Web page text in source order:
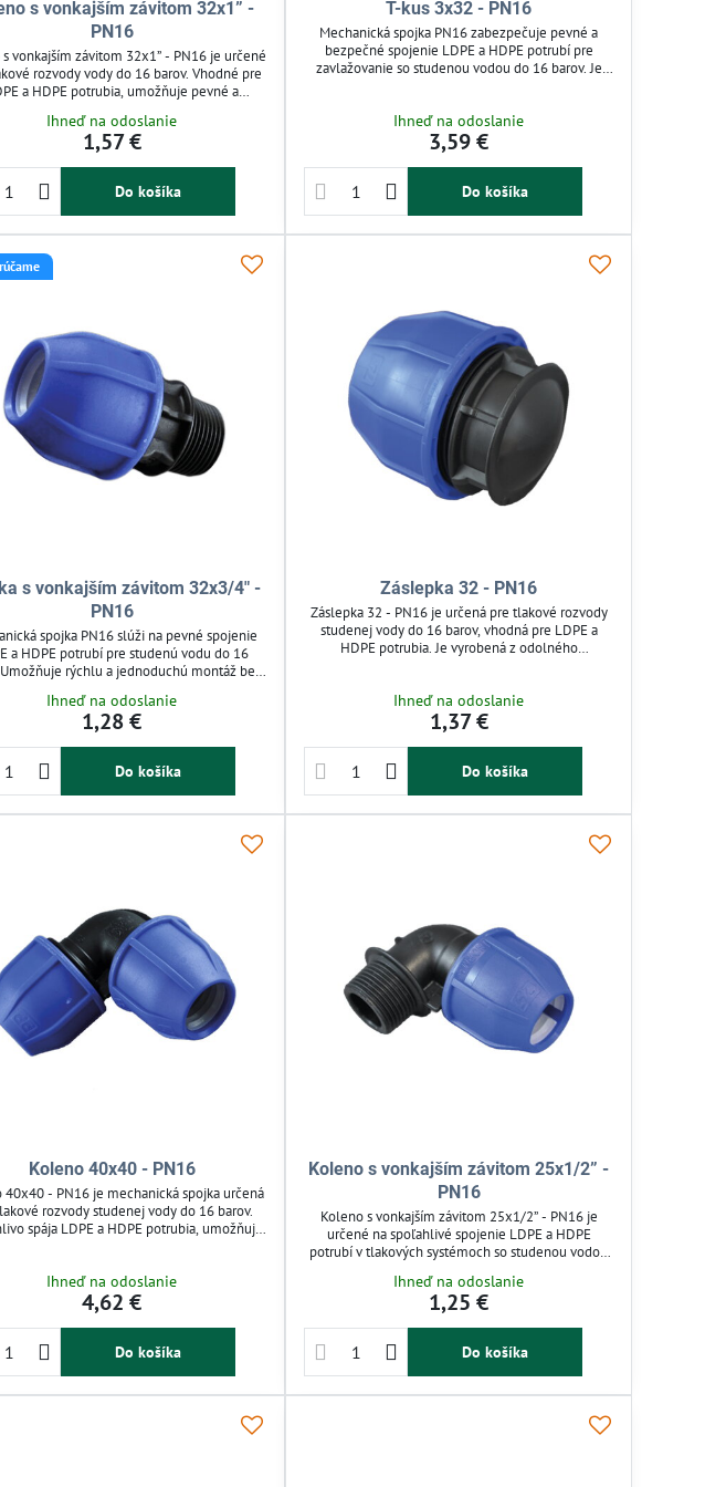
s vonkajším závitom 32x1” -
PN16
vonkajším závitom 32x1” - PN16 je určené
rozvody vody do 16 barov. Vhodné pre
a HDPE potrubia, umožňuje pevné a
je jednoduchá, spojka je rozoberateľná a
použiteľná. Ideálne pre záhrady a
Ihneď na odoslanie
1,57 €
Do košíka
T-kus 3x32 - PN16
Mechanická spojka PN16 zabezpečuje pevné a
bezpečné spojenie LDPE a HDPE potrubí pre
zavlažovanie so studenou vodou do 16 barov. Je
identifikujete. Vhodná pre tlakové rozvody v
záhradných a závlahových systémoch.
Ihneď na odoslanie
3,59 €
Do košíka
s vonkajším závitom 32x3/4" -
PN16
spojka PN16 slúži na pevné spojenie
a HDPE potrubí pre studenú vodu do 16
rýchlu a jednoduchú montáž bez
použiteľná a vhodná aj pre pitnú vodu.
matica uľahčuje identifikáciu. Ideálna pre
závlahové systémy a rozvody vody v
Ihneď na odoslanie
1,28 €
Do košíka
Záslepka 32 - PN16
Záslepka 32 - PN16 je určená pre tlakové rozvody
studenej vody do 16 barov, vhodná pre LDPE a
HDPE potrubia. Je vyrobená z odolného
potreby špeciálneho náradia zabezpečuje rýchle
použitie v závlahových systémoch.
Ihneď na odoslanie
1,37 €
Do košíka
Koleno 40x40 - PN16
40x40 - PN16 je mechanická spojka určená
rozvody studenej vody do 16 barov.
spája LDPE a HDPE potrubia, umožňuje
Vhodná pre závlahové systémy aj pitnú
vodu.
Ihneď na odoslanie
4,62 €
Do košíka
Koleno s vonkajším závitom 25x1/2” -
PN16
Koleno s vonkajším závitom 25x1/2” - PN16 je
určené na spoľahlivé spojenie LDPE a HDPE
potrubí v tlakových systémoch so studenou vodou
náradia umožňuje rýchle nasadenie a opakované
použitie. Vhodné pre tlakové závlahové rozvody s
Ihneď na odoslanie
1,25 €
Do košíka